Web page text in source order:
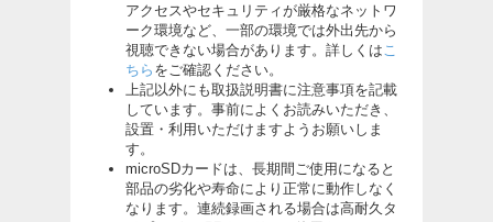
アクセスやセキュリティが厳格なネットワ
ーク環境など、一部の環境では外出先から
視聴できない場合があります。詳しくは こ
ちら をご確認ください。
上記以外にも取扱説明書に注意事項を記載
しています。事前によくお読みいただき、
設置・利用いただけますようお願いしま
す。
microSDカードは、長期間ご使用になると
部品の劣化や寿命により正常に動作しなく
なります。連続録画される場合は高耐久タ